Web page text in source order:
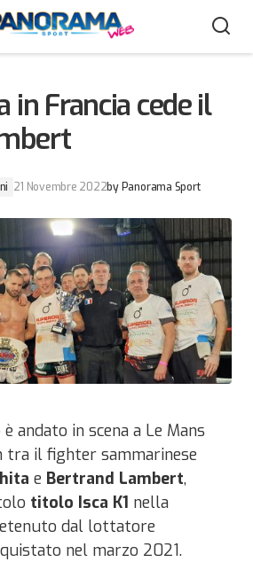
in Francia cede il
21 Novembre 2022by Panorama Sport
andato in scena a Le Mans
tra il fighter sammarinese
e Bertrand Lambert,
titolo Isca K1 nella
dal lottatore
nel marzo 2021.